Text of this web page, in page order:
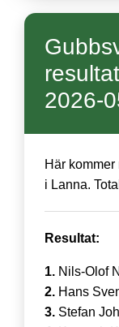
resultat
2026-
Här
i Lanna.
Resultat:
1. Nils-Olof
2. Hans
3. Stefan